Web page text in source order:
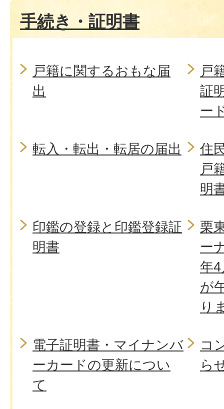
手続き・証明書
戸籍に関するおもな届
出
戸
証
ー
転入・転出・転居の届出
住
戸
明
印鑑の登録と印鑑登録証
明書
栗
ー
年
が
り
電子証明書・マイナンバ
ーカードの更新につい
て
コ
ら